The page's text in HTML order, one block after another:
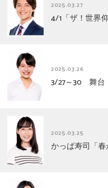
2025.03.27
4/1「ザ！世界
2025.03.26
3/27～30 舞台
2025.03.25
かっぱ寿司「